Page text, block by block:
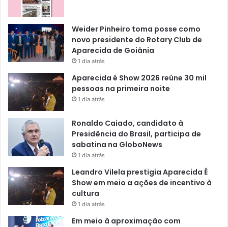
Weider Pinheiro toma posse como
novo presidente do Rotary Club de
Aparecida de Goiânia
1 dia atrás
Aparecida é Show 2026 reúne 30 mil
pessoas na primeira noite
1 dia atrás
Ronaldo Caiado, candidato à
Presidência do Brasil, participa de
sabatina na GloboNews
1 dia atrás
Leandro Vilela prestigia Aparecida É
Show em meio a ações de incentivo à
cultura
1 dia atrás
Em meio à aproximação com